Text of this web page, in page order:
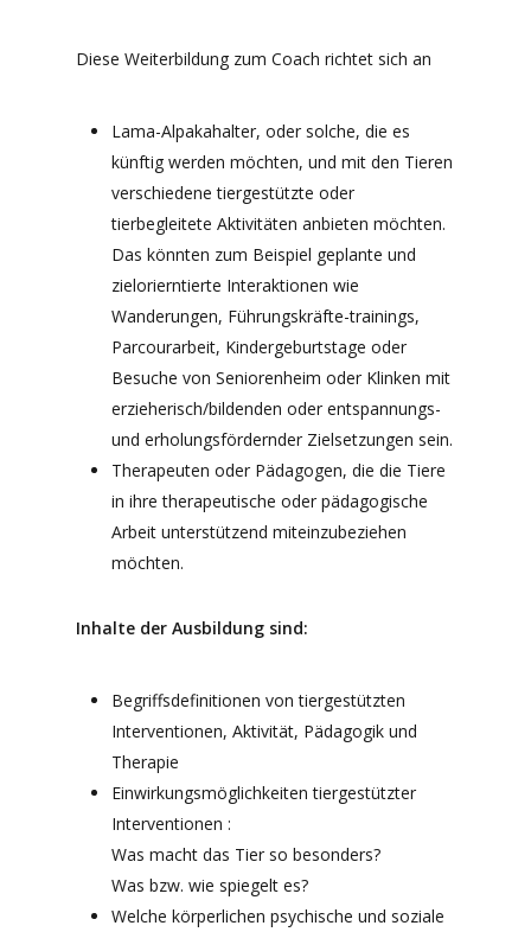
Diese Weiterbildung zum Coach richtet sich an
Lama-Alpakahalter, oder solche, die es
künftig werden möchten, und mit den Tieren
verschiedene tiergestützte oder
tierbegleitete Aktivitäten anbieten möchten.
Das könnten zum Beispiel geplante und
zielorierntierte Interaktionen wie
Wanderungen, Führungskräfte-trainings,
Parcourarbeit, Kindergeburtstage oder
Besuche von Seniorenheim oder Klinken mit
erzieherisch/bildenden oder entspannungs-
und erholungsfördernder Zielsetzungen sein.
Therapeuten oder Pädagogen, die die Tiere
in ihre therapeutische oder pädagogische
Arbeit unterstützend miteinzubeziehen
möchten.
Inhalte der Ausbildung sind:
Begriffsdefinitionen von tiergestützten
Interventionen, Aktivität, Pädagogik und
Therapie
Einwirkungsmöglichkeiten tiergestützter
Interventionen :
Was macht das Tier so besonders?
Was bzw. wie spiegelt es?
Welche körperlichen psychische und soziale